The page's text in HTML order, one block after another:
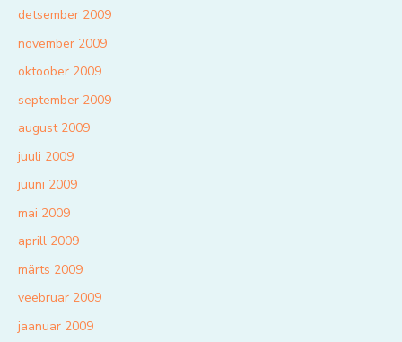
detsember 2009
november 2009
oktoober 2009
september 2009
august 2009
juuli 2009
juuni 2009
mai 2009
aprill 2009
märts 2009
veebruar 2009
jaanuar 2009